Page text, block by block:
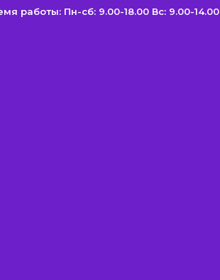
работы: Пн-сб: 9.00-18.00 Вс: 9.00-14.00